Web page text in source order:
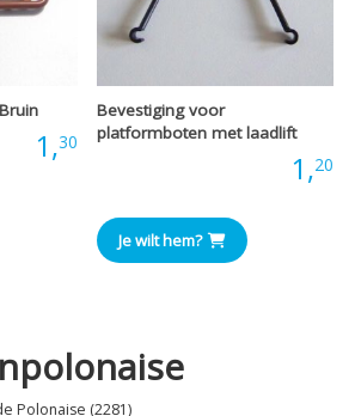
1,30
Bevestiging voor
platformboten met laadlift
1,20
Je wilt hem?
Polonaise (2281)